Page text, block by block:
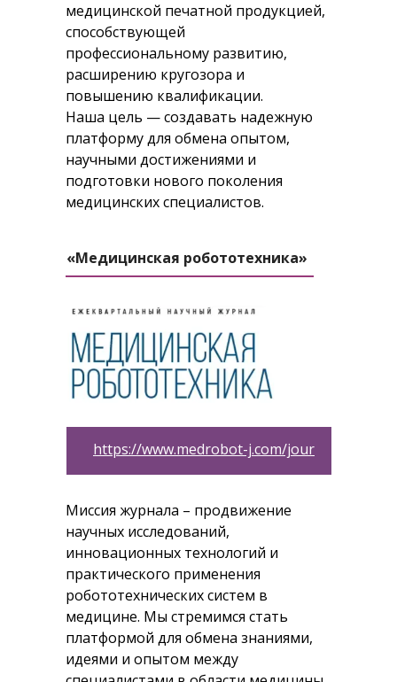
медицинской печатной продукцией,
способствующей
профессиональному развитию,
расширению кругозора и
повышению квалификации.
Наша цель — создавать надежную
платформу для обмена опытом,
научными достижениями и
подготовки нового поколения
медицинских специалистов.
https://www.medrobot-j.com/jour
Миссия журнала – продвижение
научных исследований,
инновационных технологий и
практического применения
робототехнических систем в
медицине. Мы стремимся стать
платформой для обмена знаниями,
идеями и опытом между
«Медицинская робототехника»